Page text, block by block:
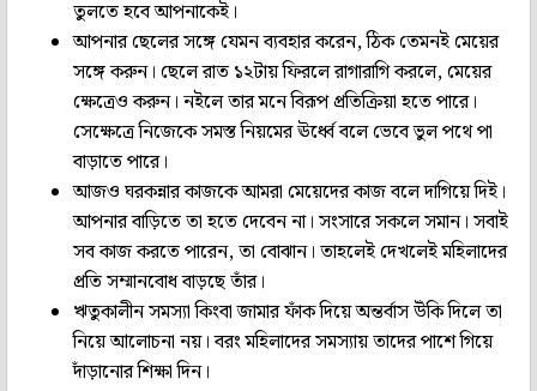
তুলতে হবে আপনাকেই।
আপনার ছেলের সঙ্গে যেমন ব্যবহার করেন, ঠিক তেমনই মেয়ের
সঙ্গে করুন। ছেলে রাত ১২টায় ফিরলে রাগারাগি করলে, মেয়ের
ক্ষেত্রেও করুন। নইলে তার মনে বিরূপ প্রতিক্রিয়া হতে পারে।
সেক্ষেত্রে নিজেকে সমস্ত নিয়মের ঊর্ধ্বে বলে ভেবে ভুল পথে পা
বাড়াতে পারে।
আজও ঘরকন্নার কাজকে আমরা মেয়েদের কাজ বলে দাগিয়ে দিই।
আপনার বাড়িতে তা হতে দেবেন না। সংসারে সকলে সমান। সবাই
সব কাজ করতে পারেন, তা বোঝান। তাহলেই দেখলেই মহিলাদের
প্রতি সম্মানবোধ বাড়ছে তাঁর।
ঋতুকালীন সমস্যা কিংবা জামার ফাঁক দিয়ে অন্তর্বাস উঁকি দিলে তা
নিয়ে আলোচনা নয়। বরং মহিলাদের সমস্যায় তাদের পাশে গিয়ে
দাঁড়ানোর শিক্ষা দিন।